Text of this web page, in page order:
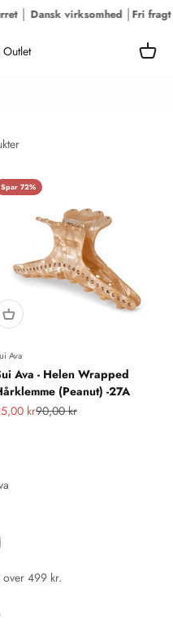
│ Dansk virksomhed │ Fri
Kurv
Spar 72%
Ava
Ava - Helen Wrapped
(Peanut) -27A
krNormalpris
90,00 kr
499 kr.